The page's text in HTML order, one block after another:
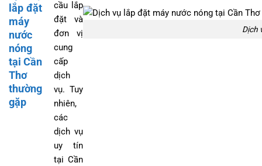
lắp đặt
máy
nước
nóng
tại Cần
Thơ
thường
gặp
cầu lắp
đặt và
đơn vị
cung
cấp
dịch
vụ. Tuy
nhiên,
các
dịch vụ
uy tín
tại Cần
Dịch